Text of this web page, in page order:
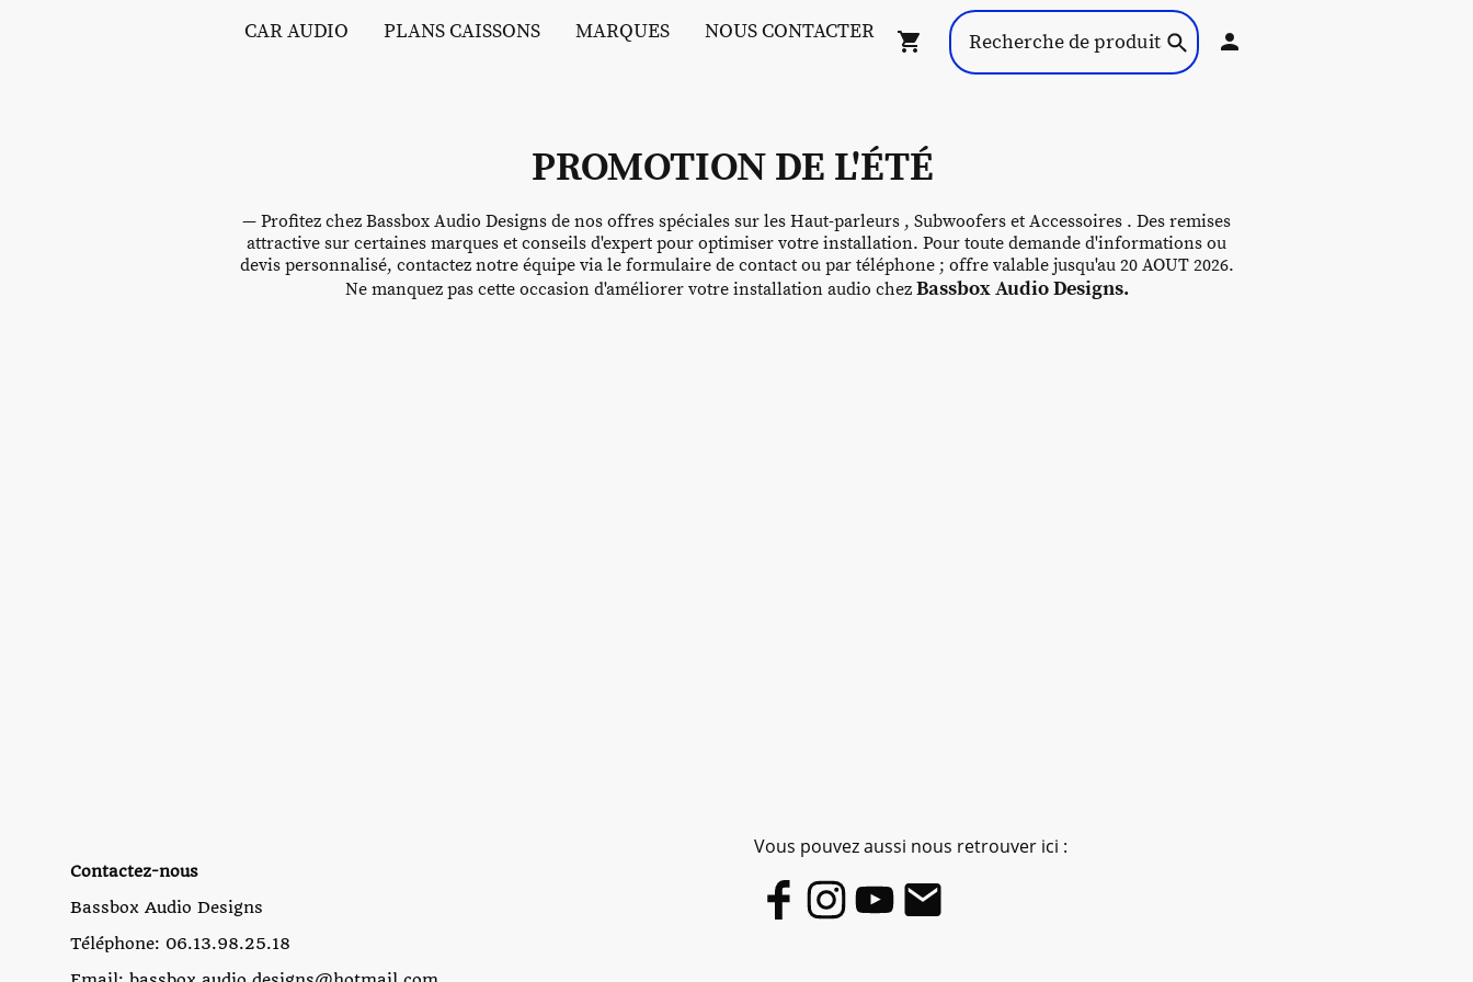
CAR AUDIO PLANS CAISSONS MARQUES NOUS CONTACTER
PROMOTION DE L'ÉTÉ
— Profitez chez Bassbox Audio Designs de nos offres spéciales sur les Haut-parleurs , Subwoofers et Accessoires . Des remises
attractive sur certaines marques et conseils d'expert pour optimiser votre installation. Pour toute demande d'informations ou
devis personnalisé, contactez notre équipe via le formulaire de contact ou par téléphone ; offre valable jusqu'au 20 AOUT 2026.
Ne manquez pas cette occasion d'améliorer votre installation audio chezBassbox Audio Designs.
Contactez-nous
Bassbox Audio Designs
Téléphone: 06.13.98.25.18
Vous pouvez aussi nous retrouver ici :